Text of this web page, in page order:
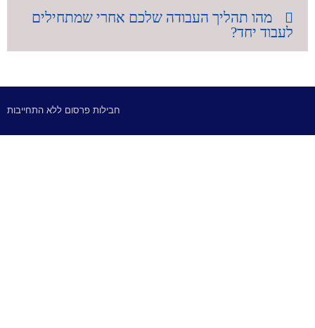
מהו תהליך העבודה שלכם אחרי שמתחילים
לעבוד יחד?
חבילות פרסום ללא התחייבות